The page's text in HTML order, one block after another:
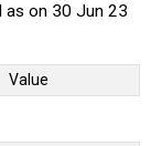
as on 30 Jun 23
Value